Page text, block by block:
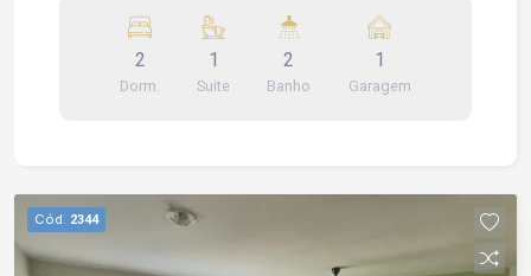
planejados, suíte com varanda e ar condicionado,
sala de 2 ambientes com piso porcelanato, sanca
de gesso, varanda gourmet com fechamento em
Interessados falar com o corretor de imóvel
Caique Lopes de CRECI 264.991 F (12) 99189-
7273 WhatsApp e Claro.
2
Dorm.
1
Suite
2
Banho
1
Garagem
Cód. 2344